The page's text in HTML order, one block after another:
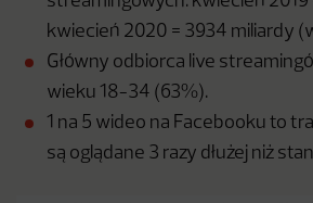
kwiecień 2020 = 3934 miliardy
Główny odbiorca live
wieku 18-34 (63%).
1 na 5 wideo na Facebooku to
są oglądane 3 razy dłużej niż